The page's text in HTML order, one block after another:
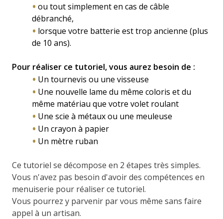
ou tout simplement en cas de câble
débranché,
lorsque votre batterie est trop ancienne (plus
de 10 ans).
Pour réaliser ce tutoriel, vous aurez besoin de :
Un tournevis ou une visseuse
Une nouvelle lame du même coloris et du
même matériau que votre volet roulant
Une scie à métaux ou une meuleuse
Un crayon à papier
Un mètre ruban
Ce tutoriel se décompose en 2 étapes très simples.
Vous n'avez pas besoin d'avoir des compétences en
menuiserie pour réaliser ce tutoriel.
Vous pourrez y parvenir par vous même sans faire
appel à un artisan.